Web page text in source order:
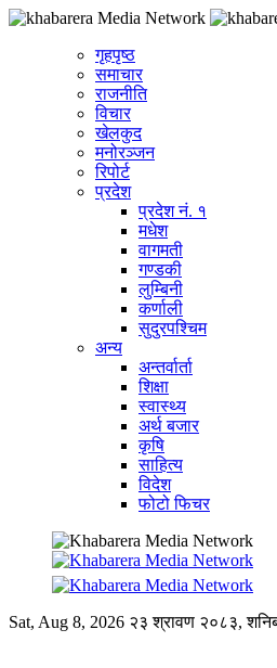
गृहपृष्ठ
समाचार
राजनीति
विचार
खेलकुद
मनोरञ्जन
रिपोर्ट
प्रदेश
प्रदेश नं. १
मधेश
वागमती
गण्डकी
लुम्बिनी
कर्णाली
सुदुरपश्चिम
अन्य
अन्तर्वार्ता
शिक्षा
स्वास्थ्य
अर्थ बजार
कृषि
साहित्य
विदेश
फोटो फिचर
Sat, Aug 8, 2026 २३ श्रावण २०८३,